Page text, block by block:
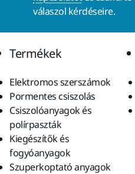
válaszol kérdéseire.
Termékek
Elektromos szerszámok
Pormentes csiszolás
Csiszolóanyagok és
polírpaszták
Kiegészítők és
fogyóanyagok
Szuperkoptató anyagok